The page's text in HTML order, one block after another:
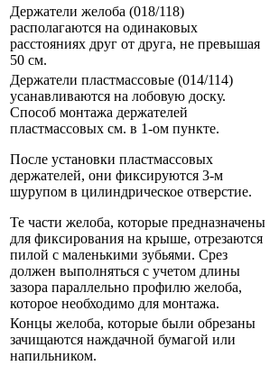
Держатели желоба (018/118)
располагаются на одинаковых
расстояниях друг от друга, не превышая
50 см.
Держатели пластмассовые (014/114)
усанавливаются на лобовую доску.
Способ монтажа держателей
пластмассовых см. в 1-ом пункте.
После установки пластмассовых
держателей, они фиксируются 3-м
шурупом в цилиндрическое отверстие.
Те части желоба, которые предназначены
для фиксирования на крыше, отрезаются
пилой с маленькими зубьями. Срез
должен выполняться с учетом длины
зазора параллельно профилю желоба,
которое необходимо для монтажа.
Концы желоба, которые были обрезаны
зачищаются наждачной бумагой или
напильником.